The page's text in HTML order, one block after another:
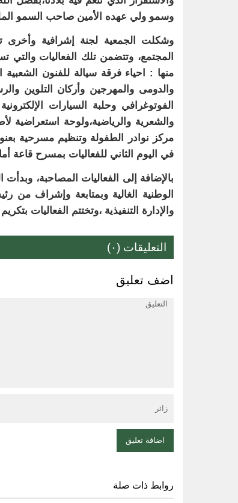
وسمو ولي عهده الأمين صاحب السمو
وشكلت الجمعية لجنة إشرافية وأخرى
المجتمع، وتتضمن تلك الفعاليات
منها : احياء فرقة سيالة للفنون
والدومى والمهرجين وأركان التلوين
الفوتوغرافي وحلبة السيارات
والشعرية والرياضية،ولوحة استعراضية
مركز نوادر الطفولة وتنظيم مسرحية
في اليوم الثاني للفعاليات بمسرح قاعة
بالإضافة إلى الفعاليات المصاحبة،
الوطنية الغالية وبمتابعة وإشراف من
والإدارة التنفيذية ،وتختتم الفعاليات
التعليقات (٠)
اضف تعليق
روابط ذات صلة